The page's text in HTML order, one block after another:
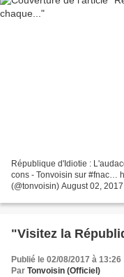
République d'Idiotie :
cons - Tonvoisin sur #fnac…
(@tonvoisin) August 02,
"Visitez la
Publié le 02/08/2017 à 13:26
Par Tonvoisin (Officiel)